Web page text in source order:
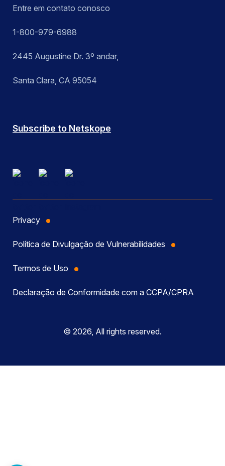
Entre em contato conosco
1-800-979-6988
2445 Augustine Dr. 3º andar,
Santa Clara, CA 95054
Subscribe to Netskope
Privacy
Política de Divulgação de Vulnerabilidades
Termos de Uso
Declaração de Conformidade com a CCPA/CPRA
© 2026, All rights reserved.